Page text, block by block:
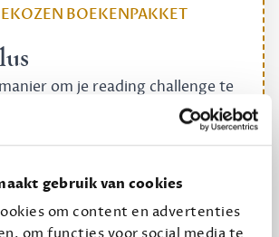
gebruik van cookies
om content en advertenties
om functies voor social media te
BOEKENPAKKET
om je reading challenge te
maand, incl. verzending
Geef cadeau